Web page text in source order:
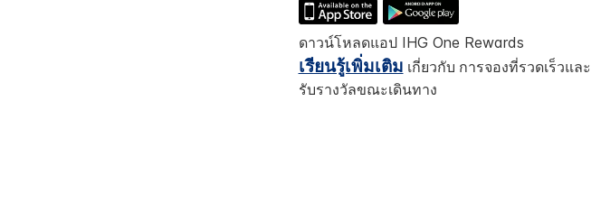
ดาวน์โหลดแอป IHG One Rewards
เรียนรู้เพิ่มเติม เกี่ยวกับ การจองที่รวดเร็วและ
รับรางวัลขณะเดินทาง